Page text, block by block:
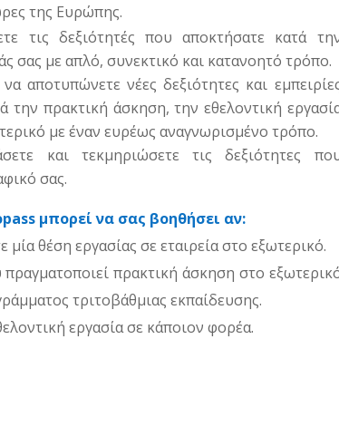
της Ευρώπης.
τις δεξιότητές που αποκτήσατε κατά
σας με απλό, συνεκτικό και κατανοητό τρόπο.
αποτυπώνετε νέες δεξιότητες και
την πρακτική άσκηση, την εθελοντική
με έναν ευρέως αναγνωρισμένο τρόπο.
και τεκμηριώσετε τις δεξιότητες
σας.
μπορεί να σας βοηθήσει αν:
μία θέση εργασίας σε εταιρεία στο εξωτερικό.
πραγματοποιεί πρακτική άσκηση στο
τριτοβάθμιας εκπαίδευσης.
εργασία σε κάποιον φορέα.